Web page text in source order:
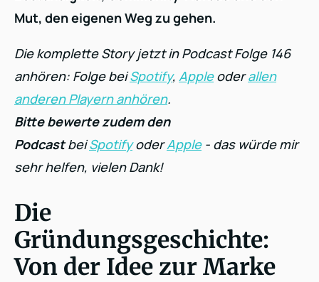
Mut, den eigenen Weg zu gehen.
Die komplette Story jetzt in Podcast Folge 146
anhören: Folge beiSpotify, Appleoderallen
anderen Playern anhören.
Bitte bewerte zudem den
PodcastbeiSpotifyoderApple- das würde mir
sehr helfen, vielen Dank!
Die
Gründungsgeschichte:
Von der Idee zur Marke